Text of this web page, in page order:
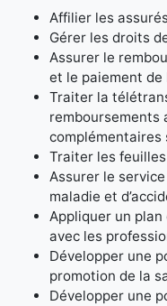
Affilier les
Gérer les droits
Assurer le
et le paiement
Traiter la
remboursements
complémentaires
Traiter les
Assurer le
maladie et
Appliquer un plan
avec les
Développer une
promotion de la
Développer une